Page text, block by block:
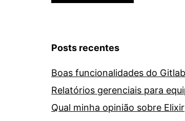
Posts recentes
Boas funcionalidades do Gitlab
Relatórios gerenciais para
Qual minha opinião sobre Elixir